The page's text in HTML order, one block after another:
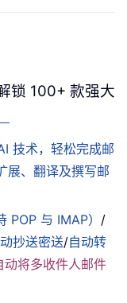
锁 100+ 款强大
技术，轻松完成邮
展、翻译及撰写邮
POP 与 IMAP） /
抄送密送/自动转
动将多收件人邮件